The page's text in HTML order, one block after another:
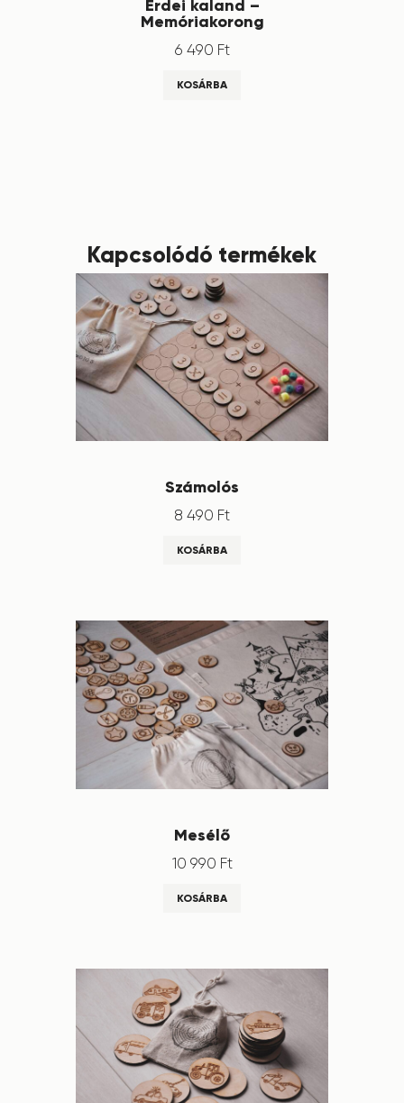
Erdei kaland –
Memóriakorong
6 490 Ft
KOSÁRBA
Kapcsolódó termékek
Számolós
8 490 Ft
KOSÁRBA
Mesélő
10 990 Ft
KOSÁRBA